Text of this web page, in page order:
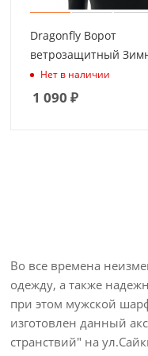
Dragonfly Ворот
ветрозащитный
Нет в наличии
1 090 ₽
Во все времена
одежду, а также
при этом мужской
изготовлен данный
странствий" на